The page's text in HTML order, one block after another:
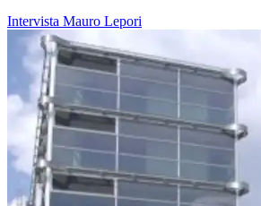
Intervista Mauro Lepori